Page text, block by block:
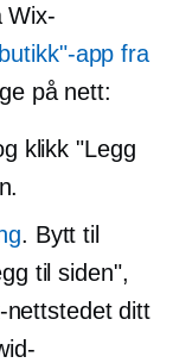
Wix-
app fra
på nett:
klikk "Legg
. Bytt til
til siden",
nettstedet ditt